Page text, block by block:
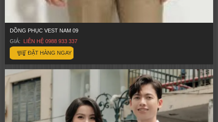
DỒNG PHỤC VEST NAM 09
GIÁ: LIÊN HỆ 0988 933 337
ĐẶT HÀNG NGAY